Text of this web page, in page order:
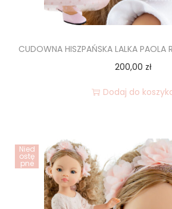
CUDOWNA HISZPAŃSKA LALKA
200,00 zł
Dodaj do
Nied
ostę
pne